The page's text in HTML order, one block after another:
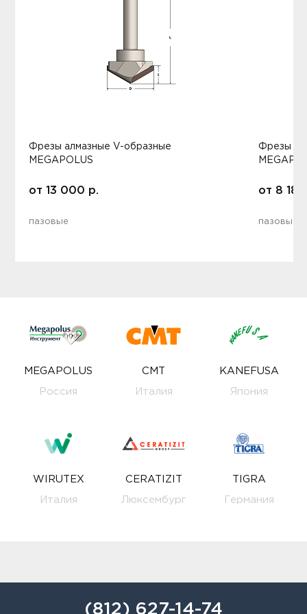
Фрезы алмазные V-образные
MEGAPOLUS
от 13 000 р.
пазовые
Фрезы
от 8 181
пазовые
MEGAPOLUS
Россия
CMT
Италия
KANEFUSA
Япония
WIRUTEX
Италия
CERATIZIT
Люксембург
TIGRA
Германия
(812) 627-14-74